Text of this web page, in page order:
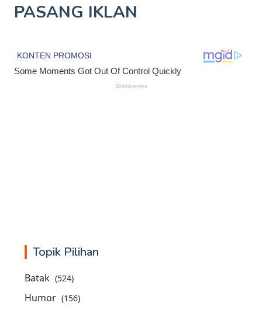
PASANG IKLAN
Topik Pilihan
Batak (524)
Humor (156)